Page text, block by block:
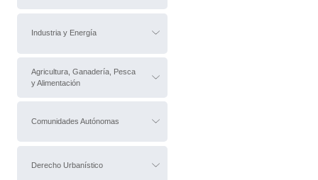
Industria y Energía
Agricultura, Ganadería, Pesca
y Alimentación
Comunidades Autónomas
Derecho Urbanístico